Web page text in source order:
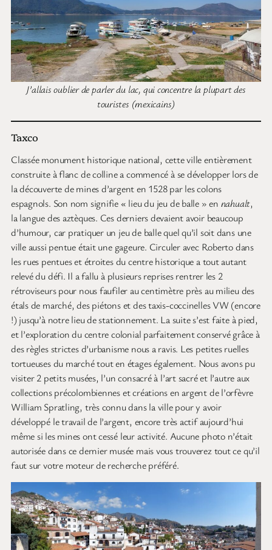
J’allais oublier de parler du lac, qui concentre la plupart des
touristes (mexicains)
Taxco
Classée monument historique national, cette ville entièrement
construite à flanc de colline a commencé à se développer lors de
la découverte de mines d’argent en 1528 par les colons
espagnols. Son nom signifie « lieu du jeu de balle » en nahualt,
la langue des aztèques. Ces derniers devaient avoir beaucoup
d’humour, car pratiquer un jeu de balle quel qu’il soit dans une
ville aussi pentue était une gageure. Circuler avec Roberto dans
les rues pentues et étroites du centre historique a tout autant
relevé du défi. Il a fallu à plusieurs reprises rentrer les 2
rétroviseurs pour nous faufiler au centimètre près au milieu des
étals de marché, des piétons et des taxis-coccinelles VW (encore
!) jusqu’à notre lieu de stationnement. La suite s’est faite à pied,
et l’exploration du centre colonial parfaitement conservé grâce à
des règles strictes d’urbanisme nous a ravis. Les petites ruelles
tortueuses du marché tout en étages également. Nous avons pu
visiter 2 petits musées, l’un consacré à l’art sacré et l’autre aux
collections précolombiennes et créations en argent de l’orfèvre
William Spratling, très connu dans la ville pour y avoir
développé le travail de l’argent, encore très actif aujourd’hui
même si les mines ont cessé leur activité. Aucune photo n’était
autorisée dans ce dernier musée mais vous trouverez tout ce qu’il
faut sur votre moteur de recherche préféré.